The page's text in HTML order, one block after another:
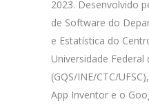
2023. Desenvolvido
de Software do
e Estatística do
Universidade Federal
(GQS/INE/CTC/
App Inventor e o